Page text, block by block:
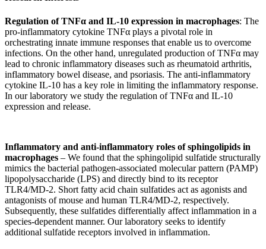
Regulation of TNFα and IL-10 expression in macrophages: The
pro-inflammatory cytokine TNFα plays a pivotal role in
orchestrating innate immune responses that enable us to overcome
infections. On the other hand, unregulated production of TNFα may
lead to chronic inflammatory diseases such as rheumatoid arthritis,
inflammatory bowel disease, and psoriasis. The anti-inflammatory
cytokine IL-10 has a key role in limiting the inflammatory response.
In our laboratory we study the regulation of TNFα and IL-10
expression and release.
Inflammatory and anti-inflammatory roles of sphingolipids in
macrophages – We found that the sphingolipid sulfatide structurally
mimics the bacterial pathogen-associated molecular pattern (PAMP)
lipopolysaccharide (LPS) and directly bind to its receptor
TLR4/MD-2. Short fatty acid chain sulfatides act as agonists and
antagonists of mouse and human TLR4/MD-2, respectively.
Subsequently, these sulfatides differentially affect inflammation in a
species-dependent manner. Our laboratory seeks to identify
additional sulfatide receptors involved in inflammation.